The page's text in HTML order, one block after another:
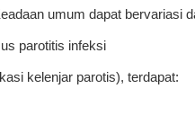
umum dapat bervariasi
parotitis infeksi
kelenjar parotis), terdapat: